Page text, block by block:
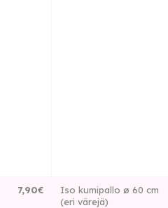
7,90€
Iso kumipallo ø 60 cm
(eri värejä)